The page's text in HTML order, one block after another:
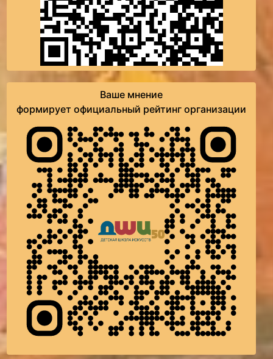
Ваше мнение
формирует официальный рейтинг организации